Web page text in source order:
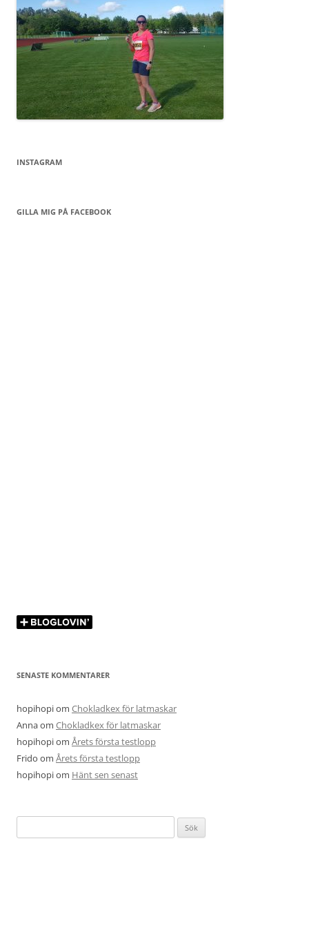
INSTAGRAM
GILLA MIG PÅ FACEBOOK
SENASTE KOMMENTARER
hopihopiom Chokladkex för latmaskar
Annaom Chokladkex för latmaskar
hopihopiom Årets första testlopp
Frido om Årets första testlopp
hopihopiom Hänt sen senast
efter: